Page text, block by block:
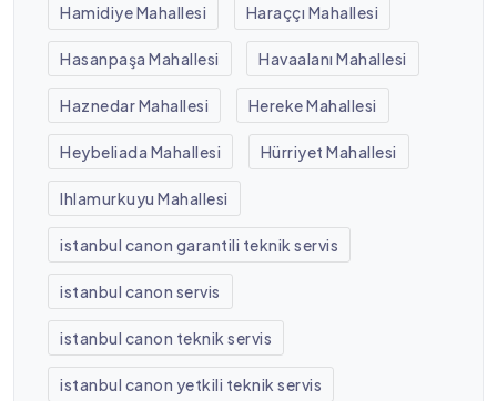
Hamidiye Mahallesi Haraççı Mahallesi
Hasanpaşa Mahallesi Havaalanı Mahallesi
Haznedar Mahallesi Hereke Mahallesi
Heybeliada Mahallesi Hürriyet Mahallesi
Ihlamurkuyu Mahallesi
istanbul canon garantili teknik servis
istanbul canon servis
istanbul canon teknik servis
istanbul canon yetkili teknik servis